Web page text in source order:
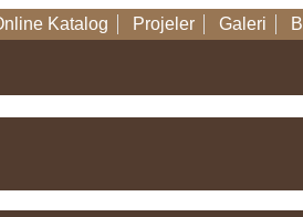
Katalog Projeler Galeri